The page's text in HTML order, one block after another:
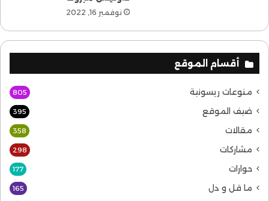
نوفمبر 16, 2022
أقسام الموقع
منوعات ريسونية 805
ضيف الموقع 395
مقالات 358
مشاركات 298
حوارات 177
ما قل و دل 165